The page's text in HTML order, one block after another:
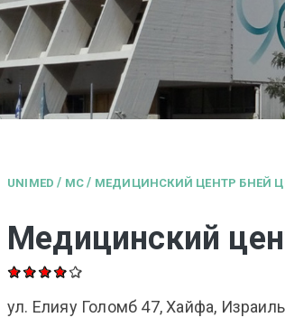
UNIMED / MC / МЕДИЦИНСКИЙ ЦЕНТР БНЕЙ
Медицинский
ул. Елияу Голомб 47, Хайфа, Израиль